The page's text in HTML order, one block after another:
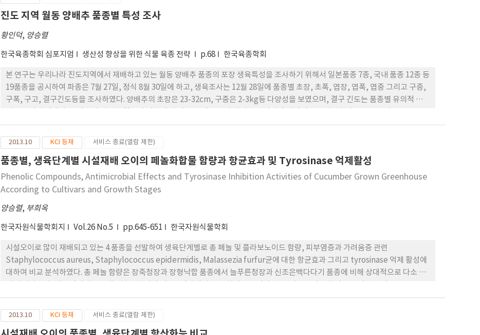
진도 지역 월동 양배추 품종별 특성 조사
황인덕, 양승렬
한국육종학회 심포지엄 생산성 향상을 위한 식물 육종 전략 p.68 한국육종학회
본 연구는 우리나라 진도지역에서 재배하고 있는 월동 양배추 품종의 포장 생육특성을 조사하기 위해서 일본품종 7종, 국내 품종 12종 등
19품종을 공시하여 파종은 7월 27일, 정식 8월 30일에 하고, 생육조사는 12월 28일에 품종별 초장, 초폭, 엽장, 엽폭, 엽중 그리고 구중,
구폭, 구고, 결구긴도등을 조사하였다. 양배추의 초장은 23-32cm, 구중은 2-3kg등 다양성을 보였으며, 결구 긴도는 품종별 유의적 차
8-13cm, 구폭은 18-25cm까지 다양 성을 보였다. 특히, 이번 조사에서는 현재 문제가 되고 있는 위황병 발병 정도도 함께 조사하였다.
위황병 발병 정도 는 양배추의 형태적 특징을 보고 판단하였으며, 조사한 전체 20품종 중 4개의 품종에서는 전체적으로 위황병이 나 타났
으며 8개 품종에서는 전혀 발병하지 않았다. 전반적으로 위황병의 발생 빈도는 낮은 것으로 조사되었다
2013.10 KCI 등재 서비스 종료(열람 제한)
품종별, 생육단계별 시설재배 오이의 페놀화합물 함량과 항균효과 및 Tyrosinase 억제활성
Phenolic Compounds, Antimicrobial Effects and Tyrosinase Inhibition Activities of Cucumber Grown Greenhouse
According to Cultivars and Growth Stages
양승렬, 부희옥
한국자원식물학회지 Vol.26 No.5 pp.645-651 한국자원식물학회
시설오이로 많이 재배되고 있는 4 품종을 선발하여 생육단계별로 총 페놀 및 플라보노이드 함량, 피부염증과 가려움증 관련
Staphylococcus aureus, Staphylococcus epidermidis, Malassezia furfur균에 대한 항균효과 그리고 tyrosinase 억제 활성에
대하여 비교 분석하였다. 총 페놀 함량은 장죽청장과 장형낙합 품종에서 늘푸른청장과 신조은백다다기 품종에 비해 상대적으로 다소 높
생육단계별로 큰 차이를 나타내지는 않았다. 항균활성은 Staphylococcus aureus균에서는 장형낙합 품종이 모든 생육단계에서 상대
적으로 높은 활성을 보였으며, Staphylococcus epidermidis균에서는 생육단계 및 품종에 따라 저해환이 8~12 mm로 항균성에 차이
를 나타냈다. 또한 Malassezia furfur균에서는 장죽청장에서 항균활성이 높게 나타났으며, 특히 생육 3, 4단계에서는 저해환이 14 mm
2013.10 KCI 등재 서비스 종료(열람 제한)